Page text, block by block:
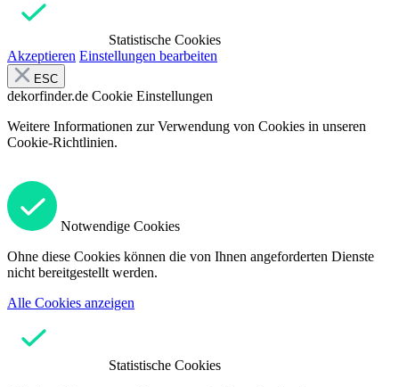
Statistische Cookies
Akzeptieren Einstellungen bearbeiten
ESC
dekorfinder.de Cookie Einstellungen
Weitere Informationen zur Verwendung von Cookies in unseren
Cookie-Richtlinien.
Notwendige Cookies
Ohne diese Cookies können die von Ihnen angeforderten Dienste
nicht bereitgestellt werden.
Alle Cookies anzeigen
Statistische Cookies